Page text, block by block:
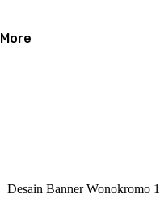
More
Desain Banner Wonokromo 1